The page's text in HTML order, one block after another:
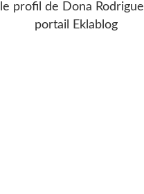
profil de Dona Rodrigue
portail Eklablog